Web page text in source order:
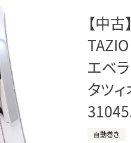
取り扱いブランド一覧はこ
ヒューリック
ショップリスト一覧はこちら
【中
エベ
タツ
⾃動巻き